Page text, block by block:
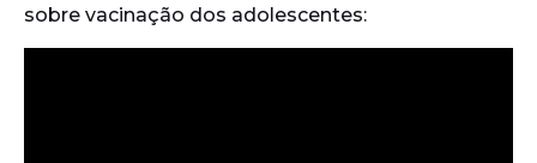
sobre vacinação dos adolescentes: